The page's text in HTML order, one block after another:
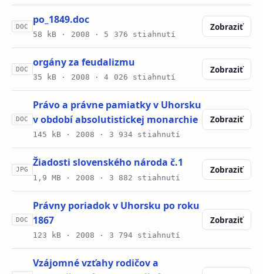
DOC
po_1849.doc
58 kB · 2008 · 5 376 stiahnutí
Zobraziť
DOC
orgány za feudalizmu
35 kB · 2008 · 4 026 stiahnutí
Zobraziť
DOC
Právo a právne pamiatky v Uhorsku
v období absolutistickej monarchie
145 kB · 2008 · 3 934 stiahnutí
Zobraziť
JPG
Žiadosti slovenského národa č.1
1,9 MB · 2008 · 3 882 stiahnutí
Zobraziť
DOC
Právny poriadok v Uhorsku po roku
1867
123 kB · 2008 · 3 794 stiahnutí
Zobraziť
Vzájomné vzťahy rodičov a